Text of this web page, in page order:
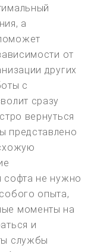
а
от
других
с
сразу
вернуться
представлено
софта не нужно
опыта,
моменты на
и
службы